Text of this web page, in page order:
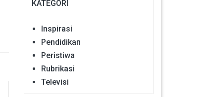
KATEGORI
Inspirasi
Pendidikan
Peristiwa
Rubrikasi
Televisi